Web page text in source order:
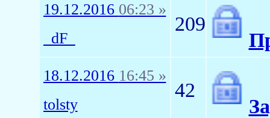
19.12.2016 06:23 »
_dF_
209
18.12.2016 16:45 »
tolsty
42